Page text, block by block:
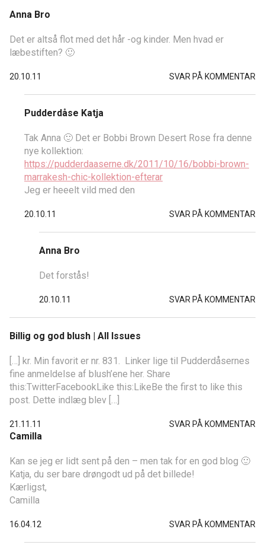
Anna Bro
Det er altså flot med det hår -og kinder. Men hvad er
læbestiften? 🙂
20.10.11 SVAR PÅ KOMMENTAR
Pudderdåse Katja
Tak Anna 🙂 Det er Bobbi Brown Desert Rose fra denne
nye kollektion:
https://pudderdaaserne.dk/2011/10/16/bobbi-brown-
marrakesh-chic-kollektion-efterar
Jeg er heeelt vild med den
20.10.11 SVAR PÅ KOMMENTAR
Anna Bro
Det forstås!
20.10.11 SVAR PÅ KOMMENTAR
Billig og god blush | All Issues
[…] kr. Min favorit er nr. 831. Linker lige til Pudderdåsernes
fine anmeldelse af blush’ene her. Share
this:TwitterFacebookLike this:LikeBe the first to like this
post. Dette indlæg blev […]
21.11.11 SVAR PÅ KOMMENTAR
Camilla
Kan se jeg er lidt sent på den – men tak for en god blog 🙂
Katja, du ser bare drøngodt ud på det billede!
Kærligst,
Camilla
16.04.12 SVAR PÅ KOMMENTAR